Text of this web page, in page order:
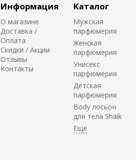
Информация
О магазине
Доставка /
Оплата
Скидки / Акции
Отзывы
Контакты
Каталог
Мужская
парфюмерия
Женская
парфюмерия
Унисекс
парфюмерия
Детская
парфюмерия
Body лосьон
для тела Shaik